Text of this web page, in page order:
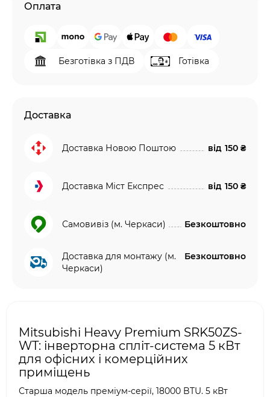
Оплата
Безготівка з ПДВ Готівка
Доставка
Доставка Новою Поштою від 150 ₴
Доставка Міст Експрес від 150 ₴
Самовивіз (м. Черкаси) Безкоштовно
Доставка для монтажу (м.
Черкаси)
Безкоштовно
Mitsubishi Heavy Premium SRK50ZS-
WT: інверторна спліт-система 5 кВт
для офісних і комерційних
приміщень
Старша модель преміум-серії, 18000 BTU. 5 кВт